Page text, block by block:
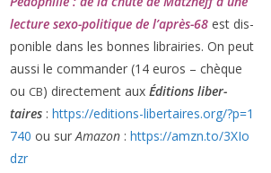
lec­ture sexo-poli­tique de l’après-68 est dis­
po­nible dans les bonnes librai­ries. On peut
aus­si le com­man­der (14 euros – chèque
ou CB) direc­te­ment aux Éditions liber­
taires : https://​edi​tions​-liber​taires​.org/​?​p​=​1
740 ou sur Amazon : https://​amzn​.to/​3​X​I​o​
dzr